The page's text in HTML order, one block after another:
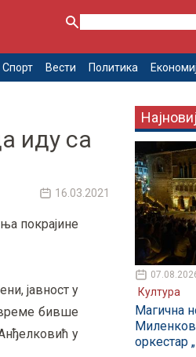
Спорт Вести Политика
иду са
16.03.2021
покрајине
јавност у
време бивше
у
Култура
Магична
оркестар